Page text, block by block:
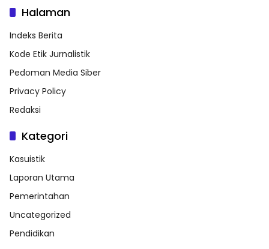
Halaman
Indeks Berita
Kode Etik Jurnalistik
Pedoman Media Siber
Privacy Policy
Redaksi
Kategori
Kasuistik
Laporan Utama
Pemerintahan
Uncategorized
Pendidikan